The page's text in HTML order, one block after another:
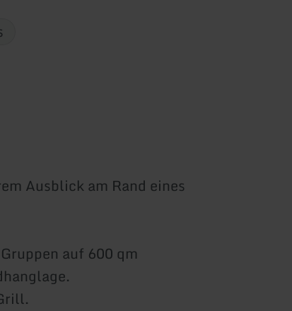
Ausblick am Rand eines
auf 600 qm